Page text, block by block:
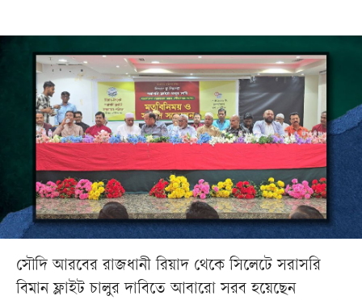
সৌদি আরবের রাজধানী রিয়াদ থেকে সিলেটে সরাসরি
বিমান ফ্লাইট চালুর দাবিতে আবারো সরব হয়েছেন